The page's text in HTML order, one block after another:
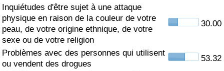
Inquiétudes d'être sujet à une attaque
physique en raison de la couleur de votre
peau, de votre origine ethnique, de votre
sexe ou de votre religion
30.00
Problèmes avec des personnes qui utilisent
ou vendent des drogues
53.32
Pollution
Indice de Pollution (Actuel)
Indice de pollution